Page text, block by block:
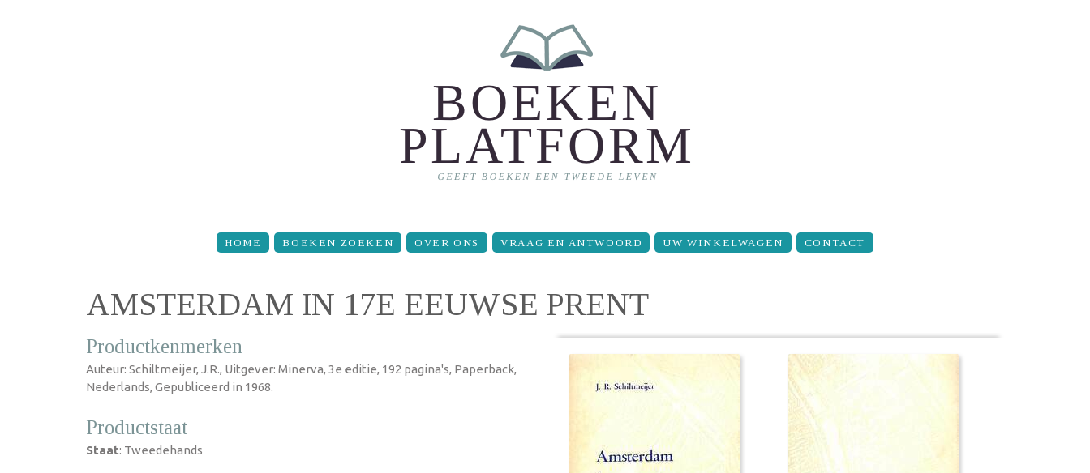
HOME BOEKEN ZOEKEN OVER ONS VRAAG EN ANTWOORD UW WINKELWAGEN CONTACT
AMSTERDAM IN 17E EEUWSE PRENT
Productkenmerken
Auteur: Schiltmeijer, J.R., Uitgever: Minerva, 3e editie, 192 pagina's, Paperback,
Nederlands, Gepubliceerd in 1968.
Productstaat
Staat: Tweedehands